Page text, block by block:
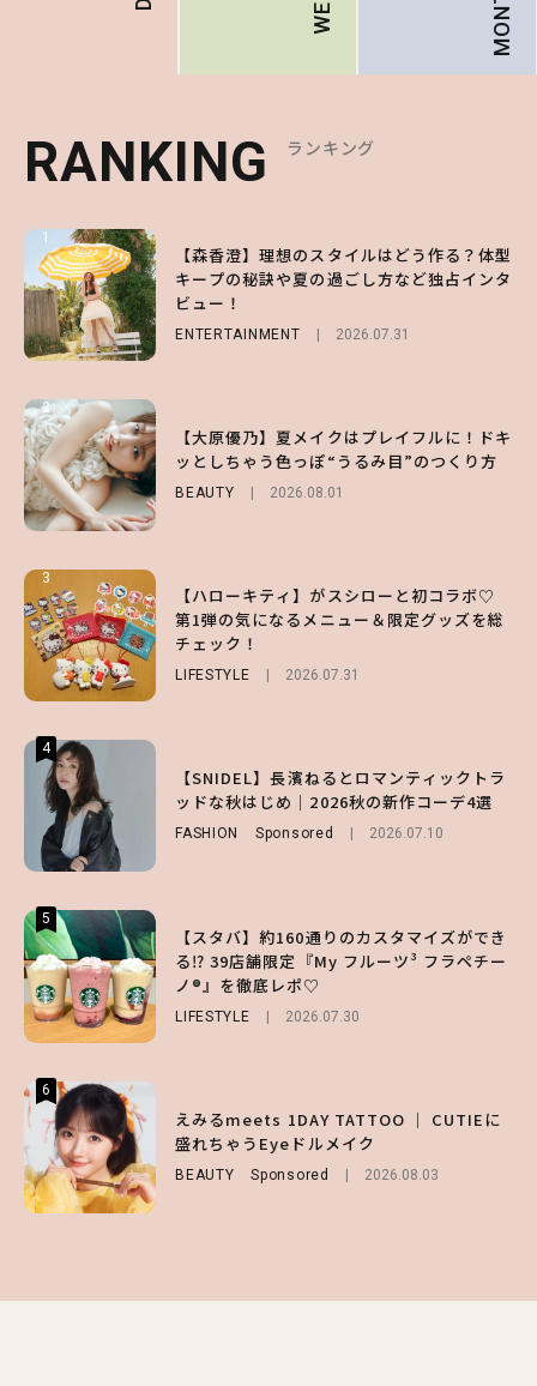
RANKING ランキング
1
【森香澄】理想のスタイルはどう作る？体型
キープの秘訣や夏の過ごし方など独占インタ
ビュー！
ENTERTAINMENT 2026.07.31
2
【大原優乃】夏メイクはプレイフルに！ドキ
ッとしちゃう色っぽ“うるみ目”のつくり方
BEAUTY 2026.08.01
3
【ハローキティ】がスシローと初コラボ♡
第1弾の気になるメニュー＆限定グッズを総
チェック！
LIFESTYLE 2026.07.31
4
【SNIDEL】長濱ねるとロマンティックトラ
ッドな秋はじめ｜2026秋の新作コーデ4選
FASHION Sponsored 2026.07.10
5
【スタバ】約160通りのカスタマイズができ
る⁉ 39店舗限定『My フルーツ³ フラペチー
ノ®』を徹底レポ♡
LIFESTYLE 2026.07.30
6
えみるmeets 1DAY TATTOO ｜ CUTIEに
盛れちゃうEyeドルメイク
BEAUTY Sponsored 2026.08.03
RANKING ランキング
1
【ハローキティ】がスシローと初コラボ♡
第1弾の気になるメニュー＆限定グッズを総
チェック！
LIFESTYLE 2026.07.31
2
【齋藤飛鳥】人生初のロブに！「意外としっ
くりくるし、すごく新鮮で心地いい」ヘアカ
ットの様子を独占でお届け♡
ENTERTAINMENT
3
【スタバ】約160通りのカスタマイズができ
る⁉ 39店舗限定『My フルーツ³ フラペチー
ノ®』を徹底レポ♡
LIFESTYLE 2026.07.30
4
【大原優乃】夏メイクはプレイフルに！ドキ
ッとしちゃう色っぽ“うるみ目”のつくり方
BEAUTY 2026.08.01
5
【SNIDEL】長濱ねるとロマンティックトラ
ッドな秋はじめ｜2026秋の新作コーデ4選
6
【ALD1】グループの魅力＆素顔に迫る♡ 一
問一答をお届け！【sweet web独占】
ENTERTAINMENT 2026.08.03
RANKING ランキング
1
【SNIDEL】長濱ねるとロマンティックトラ
ッドな秋はじめ｜2026秋の新作コーデ4選
2
【付録】総柄ハローキティが可愛すぎ♡ 紀
ノ国屋コラボの“優秀保冷バッグ”は夏の強
い味方！【オトナミューズ9月号増刊】
3
【谷まりあ】夏は“シアースカート”でさり
げなく肌見せ！透け感のニュアンスを楽しめ
るマストハブアイテム4選
FASHION 2026.07.19
4
【夏ヘアのくずれ・うねりに】ヘアメイク夢
月直伝♡ ドライシャンプー「バティスト」
を使ったプロ級スタイリング3選
Sponsored
5
【ハローキティ】がスシローと初コラボ♡
第1弾の気になるメニュー＆限定グッズを総
チェック！
LIFESTYLE 2026.07.31
6
ー＆可愛すぎる「大人の肌見せ」トップス3
選
2026.07.19